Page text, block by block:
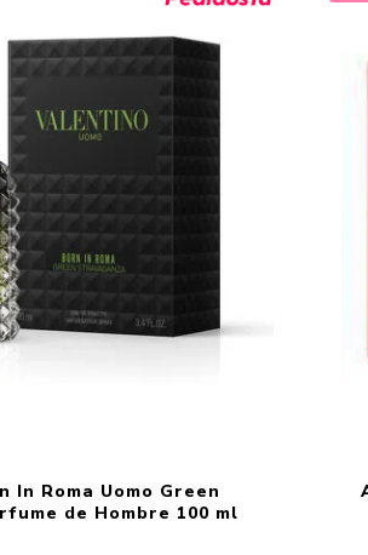
In Roma Uomo Green
de Hombre 100 ml